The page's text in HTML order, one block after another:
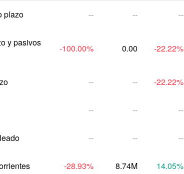
plazo -- -- --
y pasivos
-100.00% 0.00 -22.22%
-- -- -22.22%
-- -- --
-- -- --
-28.93% 8.74M 14.05%